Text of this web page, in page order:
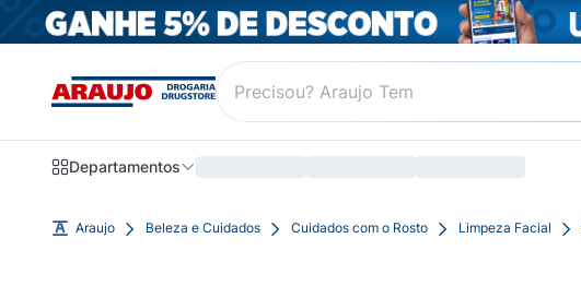
Departamentos
Araujo Beleza e Cuidados Cuidados com o Rosto Limpeza Facial